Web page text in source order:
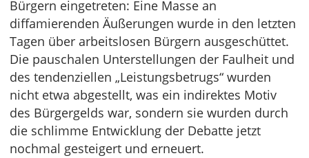
Bürgern eingetreten: Eine Masse an
diffamierenden Äußerungen wurde in den letzten
Tagen über arbeitslosen Bürgern ausgeschüttet.
Die pauschalen Unterstellungen der Faulheit und
des tendenziellen „Leistungsbetrugs“ wurden
nicht etwa abgestellt, was ein indirektes Motiv
des Bürgergelds war, sondern sie wurden durch
die schlimme Entwicklung der Debatte jetzt
nochmal gesteigert und erneuert.